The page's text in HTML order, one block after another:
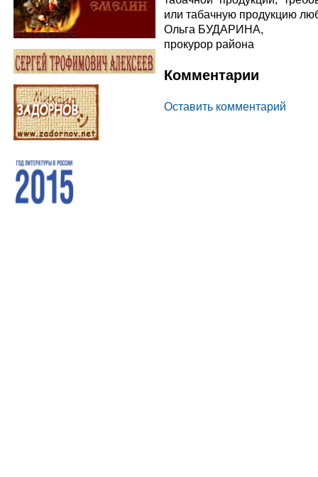
или табачную продукцию
Ольга БУДАРИНА,
прокурор района
Комментарии
Оставить комментарий